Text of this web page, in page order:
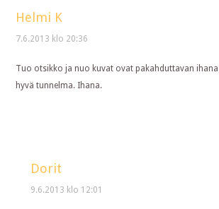
Helmi K
7.6.2013 klo 20:36
Tuo otsikko ja nuo kuvat ovat pakahduttavan
hyvä tunnelma. Ihana.
Dorit
9.6.2013 klo 12:01